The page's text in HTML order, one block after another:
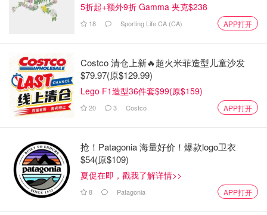
4.展开。
5折起+额外9折 Gamma 夹克$238
18 Sporting Life CA (CA) APP打开
Costco 清仓上新🔥超火米菲造型儿童沙发
$79.97(原$129.99)
Lego F1造型36件套$99(原$159)
20 3 Costco APP打开
抢！Patagonia 海量好价！爆款logo卫衣
$54(原$109)
夏促在即，戳我了解详情>>
8 Patagonia APP打开